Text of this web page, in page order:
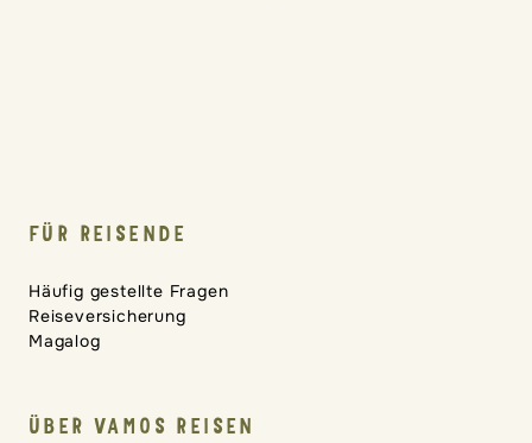
FÜR REISENDE
Häufig gestellte Fragen
Reiseversicherung
Magalog
ÜBER VAMOS REISEN